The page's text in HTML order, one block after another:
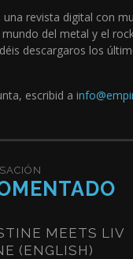
una revista digital con
del metal y el
descargaros los
escribid a
MEETS LIV
(ENGLISH)